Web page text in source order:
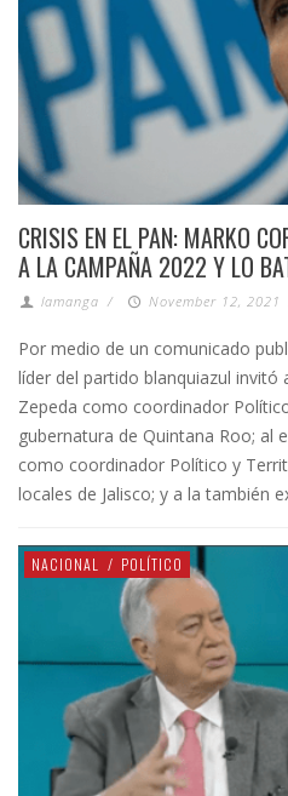
CRISIS EN EL PAN: MARKO
A LA CAMPAÑA 2022 Y LO
lamanga / November 12, 2021
Por medio de un comunicado
líder del partido blanquiazul invitó
Zepeda como coordinador
gubernatura de Quintana Roo; al
como coordinador Político y
locales de Jalisco; y a la también
NACIONAL / POLÍTICO